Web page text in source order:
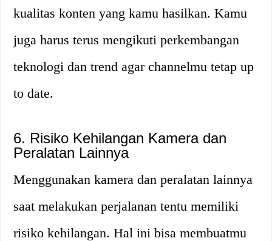
kualitas konten yang kamu hasilkan. Kamu
juga harus terus mengikuti perkembangan
teknologi dan trend agar channelmu tetap up
to date.
6. Risiko Kehilangan Kamera dan
Peralatan Lainnya
Menggunakan kamera dan peralatan lainnya
saat melakukan perjalanan tentu memiliki
risiko kehilangan. Hal ini bisa membuatmu